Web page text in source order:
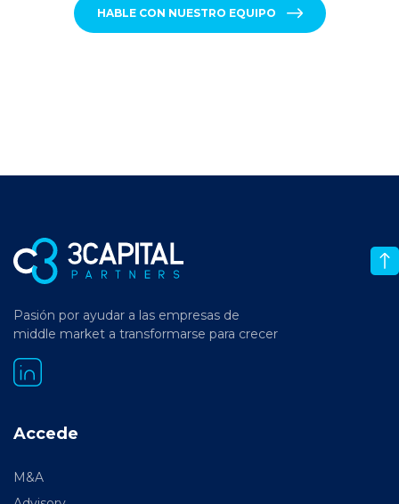
HABLE CON NUESTRO EQUIPO
Pasión por ayudar a las empresas de
middle market a transformarse para crecer
Accede
M&A